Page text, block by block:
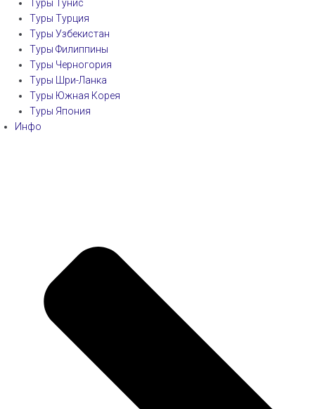
Туры Тунис
Туры Турция
Туры Узбекистан
Туры Филиппины
Туры Черногория
Туры Шри-Ланка
Туры Южная Корея
Туры Япония
Инфо